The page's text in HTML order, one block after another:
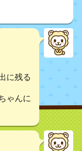
に残る
ゃんに